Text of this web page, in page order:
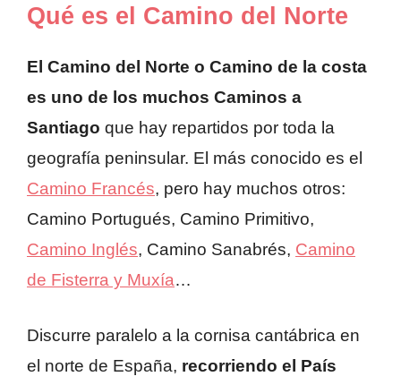
Qué es el Camino del Norte
El Camino del Norte o Camino de la costa
es uno de los muchos Caminos a
Santiago que hay repartidos por toda la
geografía peninsular. El más conocido es el
Camino Francés, pero hay muchos otros:
Camino Portugués, Camino Primitivo,
Camino Inglés, Camino Sanabrés, Camino
de Fisterra y Muxía…
Discurre paralelo a la cornisa cantábrica en
el norte de España, recorriendo el País